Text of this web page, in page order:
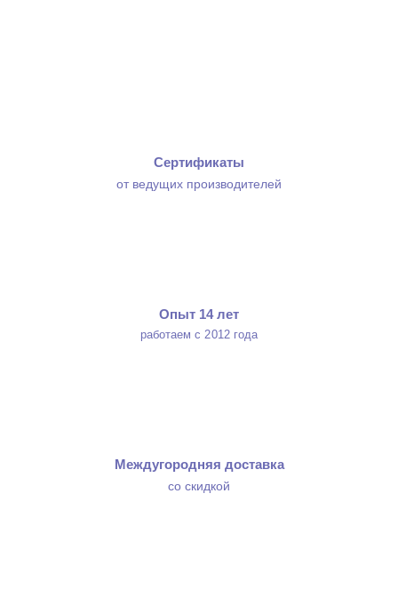
Сертификаты
от ведущих производителей
Опыт 14 лет
работаем с 2012 года
Междугородняя доставка
со скидкой